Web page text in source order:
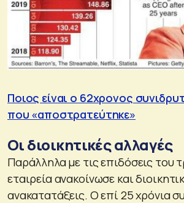
Ποιος είναι ο 62χρονος
που «αποστρατεύτηκε»
Οι διοικητικές αλλαγές
Παράλληλα με τις επιδόσεις του
εταιρεία ανακοίνωσε και
ανακατατάξεις. Ο επί 25 χρόνια